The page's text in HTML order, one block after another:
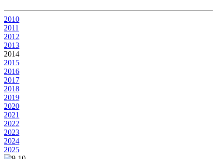
2010
2011
2012
2013
2014
2015
2016
2017
2018
2019
2020
2021
2022
2023
2024
2025